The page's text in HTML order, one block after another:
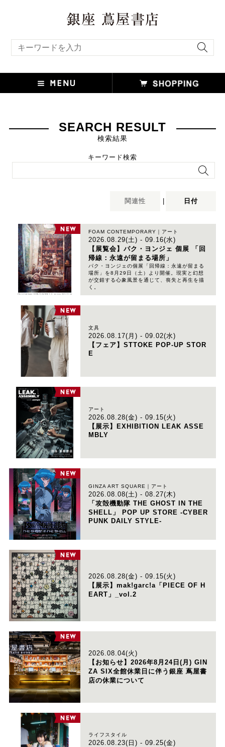
SEARCH RESULT
検索結果
キーワード検索
関連性 日付
FOAM CONTEMPORARY｜アート
2026.08.29(土) - 09.16(水)
【展覧会】パク・ヨンジェ 個展 「回
帰線：永遠が留まる場所」
パク・ヨンジェの個展「回帰線：永遠が留まる
場所」を8月29日（土）より開催。現実と幻想
が交錯する心象風景を通じて、喪失と再生を描
く。
文具
2026.08.17(月) - 09.02(水)
【フェア】STTOKE POP-UP STOR
E
アート
2026.08.28(金) - 09.15(火)
【展示】EXHIBITION LEAK ASSE
MBLY
GINZA ART SQUARE｜アート
2026.08.08(土) - 08.27(木)
「攻殻機動隊 THE GHOST IN THE
SHELL」 POP UP STORE -CYBER
PUNK DAILY STYLE-
2026.08.28(金) - 09.15(火)
【展示】mak!garc!a「PIECE OF H
EART」_vol.2
2026.08.04(火)
【お知らせ】2026年8月24日(月) GIN
ZA SIX全館休業日に伴う銀座 蔦屋書
店の休業について
ライフスタイル
2026.08.23(日) - 09.25(金)